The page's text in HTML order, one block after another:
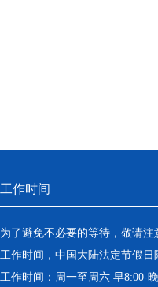
工作时间
为了避免不必要的等待，敬请
工作时间，中国大陆法定节假日
工作时间：周一至周六 早8:00-